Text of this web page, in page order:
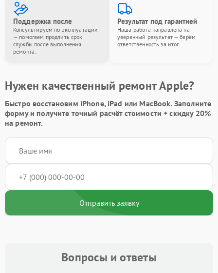
Поддержка после
Консультируем по эксплуатации
— помогаем продлить срок
службы после выполнения
ремонта.
Результат под гарантией
Наша работа направлена на
уверенный результат — берём
ответственность за итог.
Нужен качественный ремонт Apple?
Быстро восстановим iPhone, iPad или MacBook. Заполните
формуи получите точный расчёт стоимости +скидку 20%
на ремонт.
Отправить заявку
Вопросы и ответы